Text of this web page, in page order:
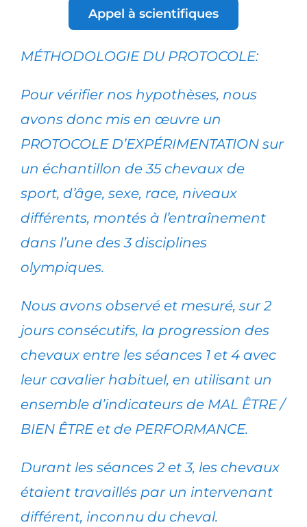
Appel à scientifiques
MÉTHODOLOGIE DU PROTOCOLE:
Pour vérifier nos hypothèses, nous
avons donc mis en œuvre un
PROTOCOLE D’EXPÉRIMENTATION sur
un échantillon de 35 chevaux de
sport, d’âge, sexe, race, niveaux
différents, montés à l’entraînement
dans l’une des 3 disciplines
olympiques.
Nous avons observé et mesuré, sur 2
jours consécutifs, la progression des
chevaux entre les séances 1 et 4 avec
leur cavalier habituel, en utilisant un
ensemble d’indicateurs de MAL ÊTRE /
BIEN ÊTRE et de PERFORMANCE.
Durant les séances 2 et 3, les chevaux
étaient travaillés par un intervenant
différent, inconnu du cheval.